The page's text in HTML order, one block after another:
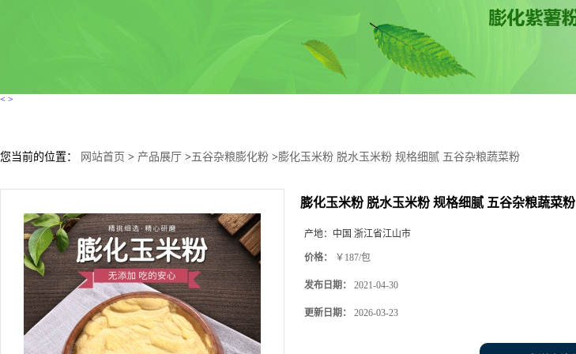
< >
您当前的位置： 网站首页 > 产品展厅 >五谷杂粮膨化粉 >膨化玉米粉 脱水玉米粉 规格细腻 五谷杂粮蔬菜粉
膨化玉米粉 脱水玉米粉 规格细腻 五谷杂粮蔬菜粉
产地： 中国 浙江省江山市
价格： ￥187/包
发布日期： 2021-04-30
更新日期： 2026-03-23